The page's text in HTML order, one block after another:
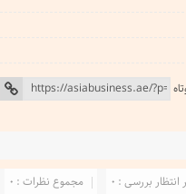
مجموع نظرات : 0 انتظار بررسی : 0